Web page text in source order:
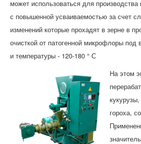
может использоваться для
с повышенной усваиваемостью за счет
изменений которые прохадят в зерне в
очисткой от патогенной микрофлоры под
и температуры - 120-180 ° С
На этом
гороха,